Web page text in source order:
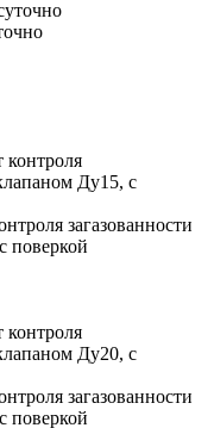
загазованности
поверкой
загазованности
поверкой